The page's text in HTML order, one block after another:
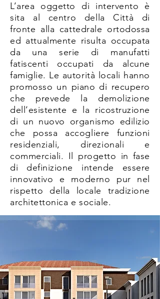
L’area oggetto di intervento è
sita al centro della Città di
fronte alla cattedrale ortodossa
ed attualmente risulta occupata
da una serie di manufatti
fatiscenti occupati da alcune
famiglie. Le autorità locali hanno
promosso un piano di recupero
che prevede la demolizione
dell’esistente e la ricostruzione
di un nuovo organismo edilizio
che possa accogliere funzioni
residenziali, direzionali e
commerciali. Il progetto in fase
di definizione intende essere
innovativo e moderno pur nel
rispetto della locale tradizione
architettonica e sociale.